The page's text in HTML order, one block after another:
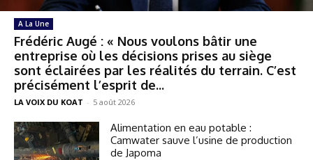
A La Une
Frédéric Augé : « Nous voulons bâtir une
entreprise où les décisions prises au siège
sont éclairées par les réalités du terrain. C’est
précisément l’esprit de...
LA VOIX DU KOAT - 5 août 2026
Alimentation en eau potable :
Camwater sauve l’usine de production
de Japoma